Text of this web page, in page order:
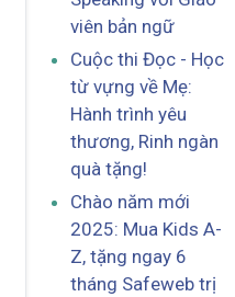
viên bản ngữ
Cuộc thi Đọc - Học
từ vựng về Mẹ:
Hành trình yêu
thương, Rinh ngàn
quà tặng!
Chào năm mới
2025: Mua Kids A-
Z, tặng ngay 6
tháng Safeweb trị